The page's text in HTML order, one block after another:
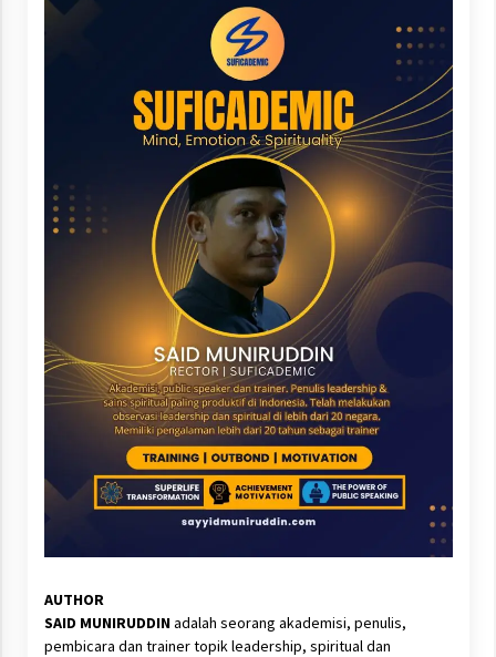
AUTHOR
SAID MUNIRUDDINadalah seorang akademisi, penulis,
pembicara dan trainer topik leadership, spiritual dan